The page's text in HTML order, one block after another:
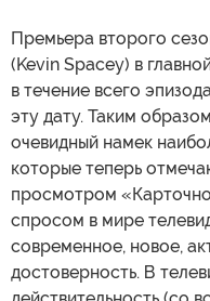
Премьера второго
(Kevin Spacey) в
в течение всего
эту дату. Таким
очевидный намек
которые теперь
просмотром
спросом в мире
современное, новое,
достоверность. В